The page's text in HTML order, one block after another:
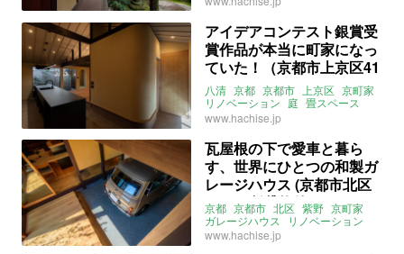
丹後大工 住居用
賃貸
アイデアコンテスト銀賞受
賞作品が本当に町家になっ
ていた！（京都市上京区41
㎡の賃貸物件）
八清 京都 京都市 上京区 京町家
リノベーション 庭 畳スペース
一人暮らし セカンドハウス
アトリエ
www.hachise.jp
瓦屋根の下で愛車と暮ら
す、世界にひとつの和製ガ
レージハウス (京都市北区
57㎡の賃貸物件)
京都 京都市 北区 紫野 京町家
ガレージハウス
リノベーション
庭 ロフト 平屋
www.hachise.jp